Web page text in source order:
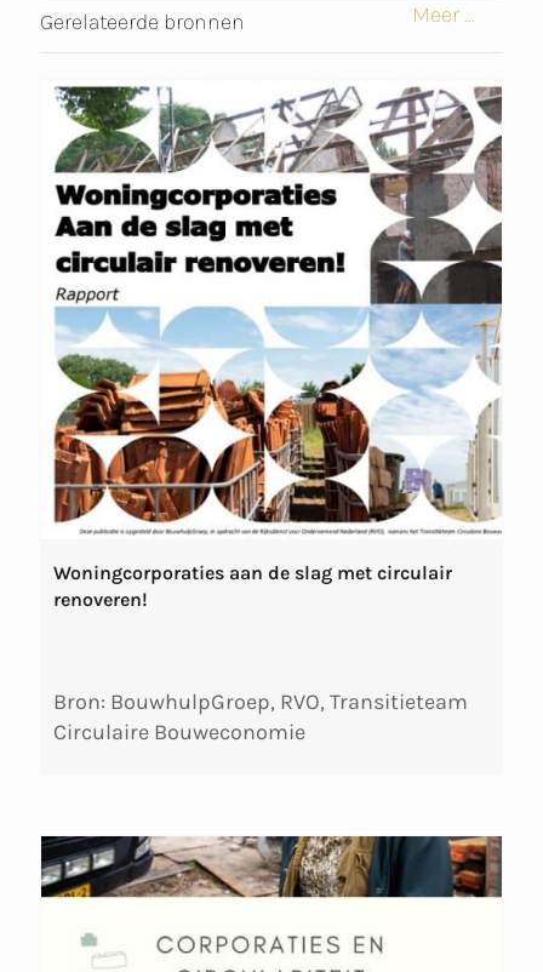
E
N
B
K
S
P
Gerelateerde bronnen Meer ...
Woningcorporaties aan de slag met circulair
renoveren!
Bron: BouwhulpGroep, RVO, Transitieteam
Circulaire Bouweconomie